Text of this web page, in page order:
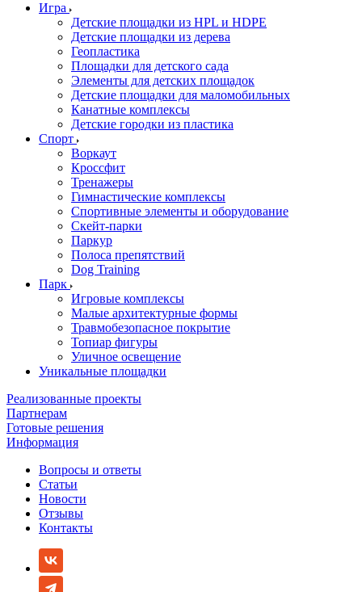
Игра
Детские площадки из HPL и HDPE
Детские площадки из дерева
Геопластика
Площадки для детского сада
Элементы для детских площадок
Детские площадки для маломобильных
Канатные комплексы
Детские городки из пластика
Спорт
Воркаут
Кроссфит
Тренажеры
Гимнастические комплексы
Спортивные элементы и оборудование
Скейт-парки
Паркур
Полоса препятствий
Dog Training
Парк
Игровые комплексы
Малые архитектурные формы
Травмобезопасное покрытие
Топиар фигуры
Уличное освещение
Уникальные площадки
Реализованные проекты
Партнерам
Готовые решения
Информация
Вопросы и ответы
Статьи
Новости
Отзывы
Контакты